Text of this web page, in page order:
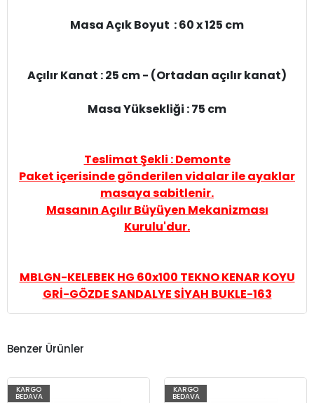
Masa Açık Boyut : 60 x 125 cm
Açılır Kanat : 25 cm - (Ortadan açılır kanat)
Masa Yüksekliği : 75 cm
Teslimat Şekli : Demonte
Paket içerisinde gönderilen vidalar ile ayaklar
masaya sabitlenir.
Masanın Açılır Büyüyen Mekanizması
Kurulu'dur.
MBLGN-KELEBEK HG 60x100 TEKNO KENAR KOYU
GRİ-GÖZDE SANDALYE SİYAH BUKLE-163
Benzer Ürünler
KARGO
BEDAVA
%77 KARGO
BEDAVA
%77